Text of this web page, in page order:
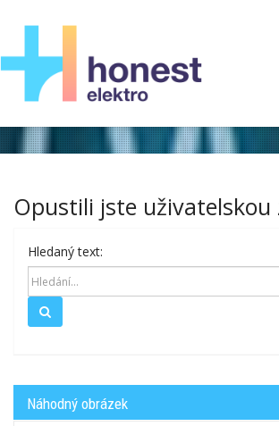
Opustili jste uživatelskou
Hledaný text:
Náhodný obrázek